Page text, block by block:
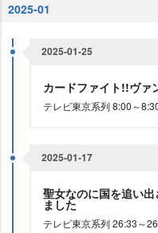
2025-01
2025-01-25
カードファイト!!ヴァ
テレビ東京系列 8:00～
2025-01-17
聖女なのに国を追い
ました
テレビ東京系列 26:33～